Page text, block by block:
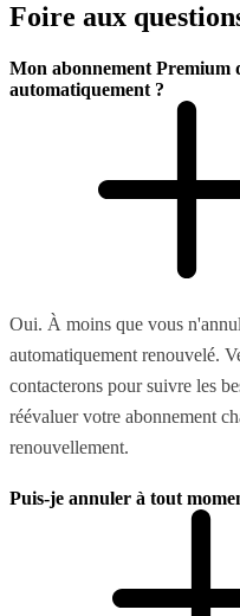
Foire aux
Mon abonnement Premium
automatiquement ?
Oui. À moins que vous
automatiquement renouvelé.
contacterons pour suivre les
réévaluer votre abonnement
renouvellement.
Puis-je annuler à tout